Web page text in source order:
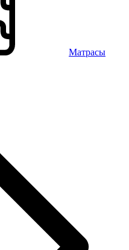
Матрасы